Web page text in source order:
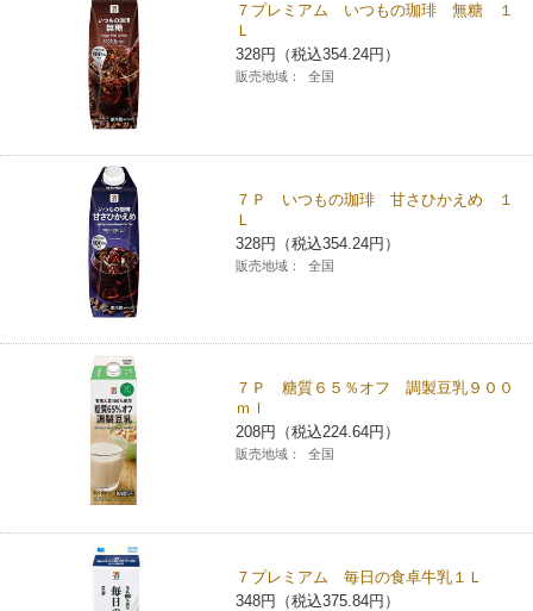
７プレミアム いつもの珈琲 無糖 １
Ｌ
328円（税込354.24円）
販売地域： 全国
７Ｐ いつもの珈琲 甘さひかえめ １
Ｌ
328円（税込354.24円）
販売地域： 全国
７Ｐ 糖質６５％オフ 調製豆乳９００
ｍｌ
208円（税込224.64円）
販売地域： 全国
７プレミアム 毎日の食卓牛乳１Ｌ
348円（税込375.84円）